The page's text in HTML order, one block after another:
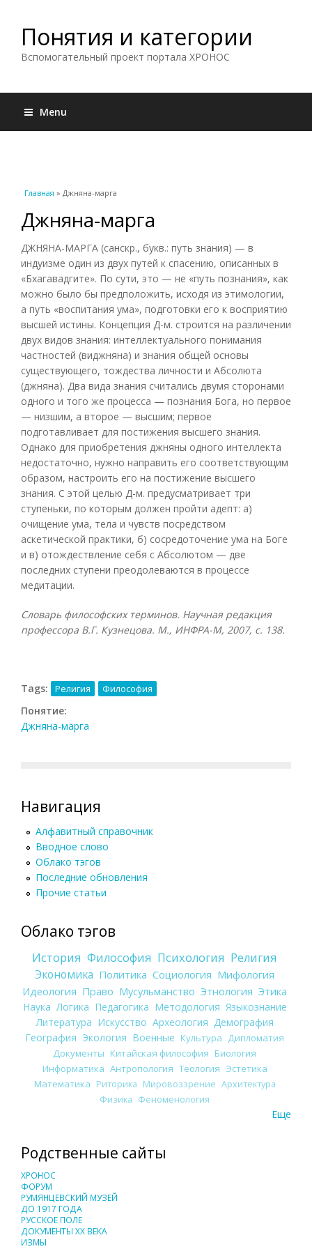
Понятия и категории
Вспомогательный проект портала ХРОНОС
Menu
Вы здесь
Главная » Джняна-марга
Джняна-марга
ДЖНЯНА-МАРГА (санскр., букв.: путь знания) — в
индуизме один из двух путей к спасению, описанных в
«Бхагавадгите». По сути, это — не «путь познания», как
можно было бы предположить, исходя из этимологии,
а путь «воспитания ума», подготовки его к восприятию
высшей истины. Концепция Д-м. строится на различении
двух видов знания: интеллектуального понимания
частностей (виджняна) и знания общей основы
существующего, тождества личности и Абсолюта
(джняна). Два вида знания считались двумя сторонами
одного и того же процесса — познания Бога, но первое
— низшим, а второе — высшим; первое
подготавливает для постижения высшего знания.
Однако для приобретения джняны одного интеллекта
недостаточно, нужно направить его соответствующим
образом, настроить его на постижение высшего
знания. С этой целью Д-м. предусматривает три
ступеньки, по которым должен пройти адепт: а)
очищение ума, тела и чувств посредством
аскетической практики, б) сосредоточение ума на Боге
и в) отождествление себя с Абсолютом — две
последних ступени преодолеваются в процессе
медитации.
Словарь философских терминов. Научная редакция
профессора В.Г. Кузнецова. М., ИНФРА-М, 2007, с. 138.
Tags: Религия Философия
Понятие:
Джняна-марга
Навигация
Алфавитный справочник
Вводное слово
Облако тэгов
Последние обновления
Прочие статьи
Облако тэгов
История Философия Психология Религия
Экономика Политика Социология Мифология
Идеология Право Мусульманство Этнология Этика
Наука Логика Педагогика Методология Языкознание
Литература Искусство Археология Демография
География Экология Военные Культура
Дипломатия
Документы Китайская философия Биология
Информатика Антропология Теология Эстетика
Математика Риторика Мировоззрение Архитектура
Физика Феноменология
Еще
Родственные сайты
ХРОНОС
ФОРУМ
РУМЯНЦЕВСКИЙ МУЗЕЙ
ДО 1917 ГОДА
РУССКОЕ ПОЛЕ
ДОКУМЕНТЫ XX ВЕКА
ИЗМЫ